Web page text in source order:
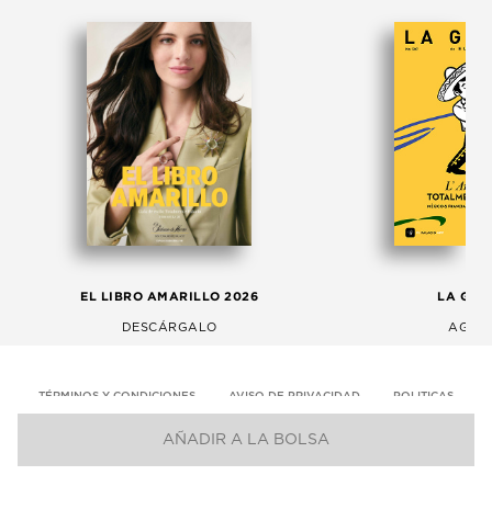
AÑADIR A LA BOLSA
EL LIBRO AMARILLO 2026
DESCÁRGALO
LA
TÉRMINOS Y CONDICIONES AVISO DE PRIVACIDAD POLITICAS